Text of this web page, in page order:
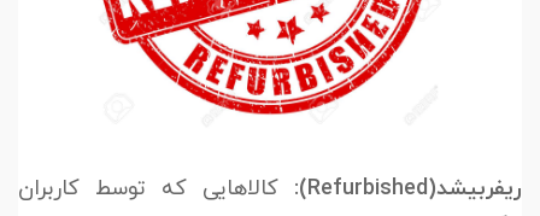
ریفربیشد(Refurbished):
کالاهایی که توسط کاربران